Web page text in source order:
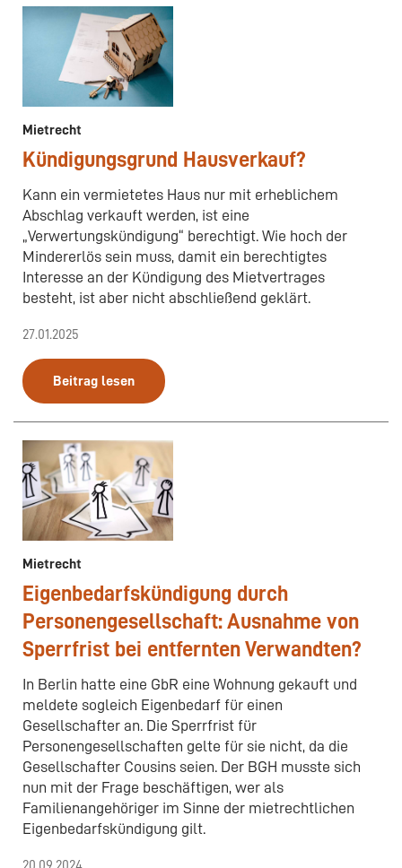
Mietrecht
Kündigungsgrund Hausverkauf?
Kann ein vermietetes Haus nur mit erheblichem
Abschlag verkauft werden, ist eine
„Verwertungskündigung“ berechtigt. Wie hoch der
Mindererlös sein muss, damit ein berechtigtes
Interesse an der Kündigung des Mietvertrages
besteht, ist aber nicht abschließend geklärt.
27.01.2025
Beitrag lesen
Mietrecht
Eigenbedarfskündigung durch
Personengesellschaft: Ausnahme von
Sperrfrist bei entfernten Verwandten?
In Berlin hatte eine GbR eine Wohnung gekauft und
meldete sogleich Eigenbedarf für einen
Gesellschafter an. Die Sperrfrist für
Personengesellschaften gelte für sie nicht, da die
Gesellschafter Cousins seien. Der BGH musste sich
nun mit der Frage beschäftigen, wer als
Familienangehöriger im Sinne der mietrechtlichen
Eigenbedarfskündigung gilt.